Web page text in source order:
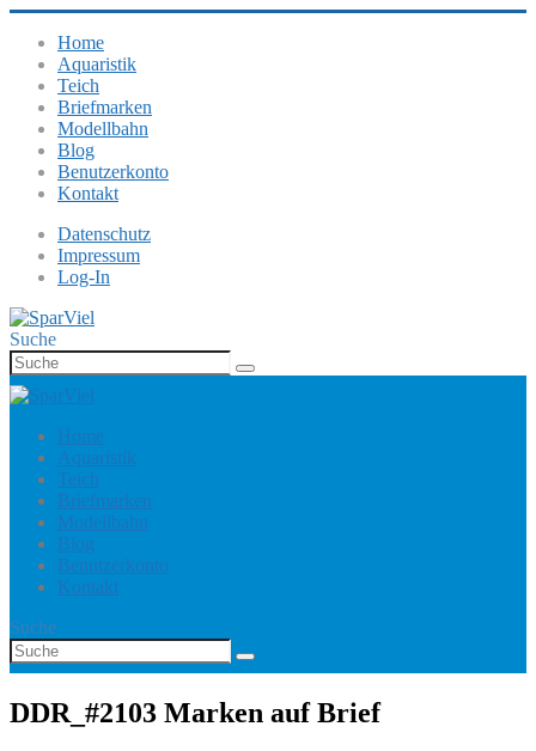
Home
Aquaristik
Teich
Briefmarken
Modellbahn
Blog
Benutzerkonto
Kontakt
Datenschutz
Impressum
Log-In
Suche
Home
Aquaristik
Teich
Briefmarken
Modellbahn
Blog
Benutzerkonto
Kontakt
Suche
DDR_#2103 Marken auf Brief